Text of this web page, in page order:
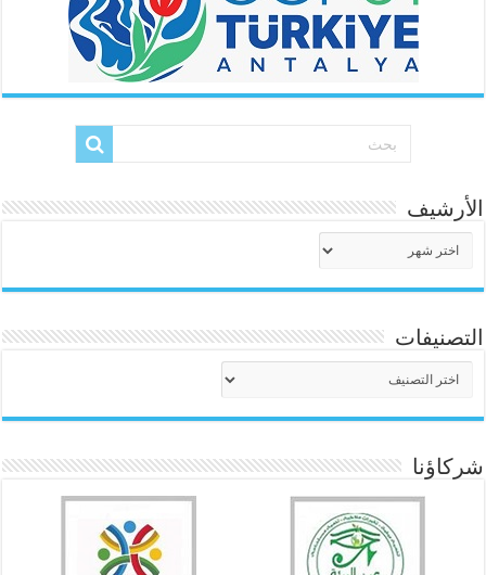
الأرشيف
التصنيفات
شركاؤنا